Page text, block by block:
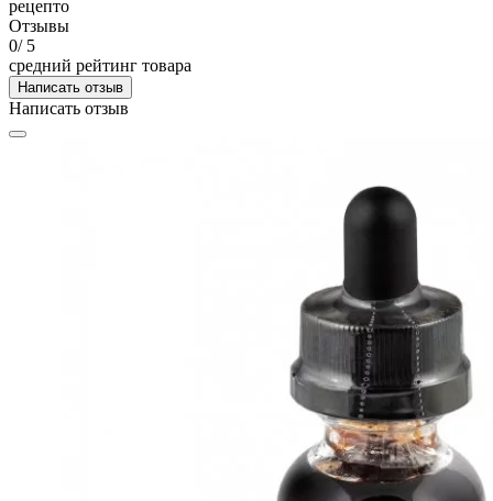
рецепто
Отзывы
0/ 5
средний рейтинг товара
Написать отзыв
Написать отзыв